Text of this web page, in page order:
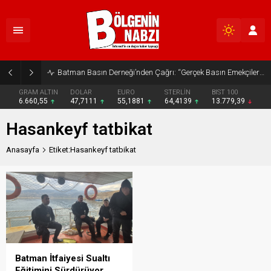
Batman Basın Derneği’nden Çağrı: “Gerçek Basın Emekçileri Desteklenmeli”
GRAM ALTIN
6.660,55
DOLAR
47,7111
EURO
55,1881
STERLİN
64,4139
BIST 100
13.779,39
Hasankeyf tatbikat
Anasayfa Etiket:Hasankeyf tatbikat
Batman İtfaiyesi Sualtı